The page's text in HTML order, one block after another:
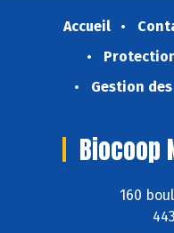
Accueil
Gestion
Biocoop
160